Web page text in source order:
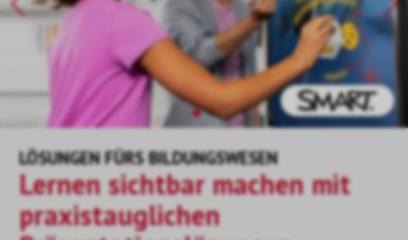
LÖSUNGEN FÜRS BILDUNGSWESEN
Lernen sichtbar machen mit
praxistauglichen